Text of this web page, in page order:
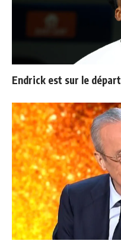
Endrick est sur le départ